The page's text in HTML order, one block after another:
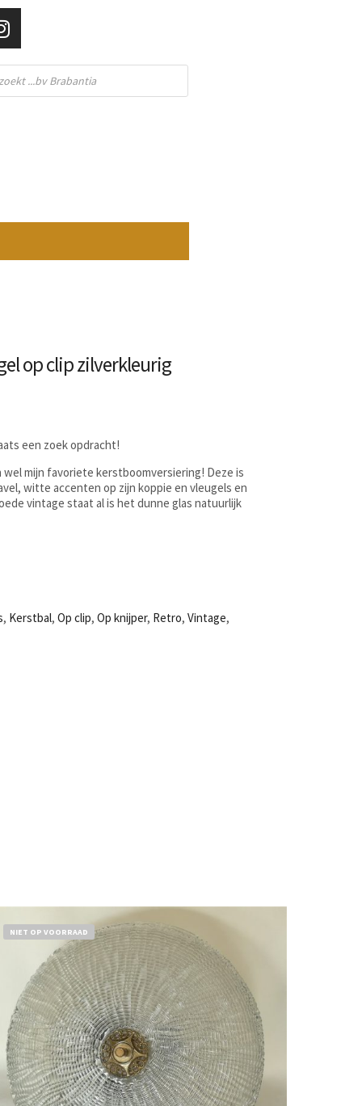
op clip zilverkleurig
een zoek opdracht!
mijn favoriete kerstboomversiering! Deze is
witte accenten op zijn koppie en vleugels en
vintage staat al is het dunne glas natuurlijk
, Kerstbal,Op clip,Op knijper, Retro,Vintage,
NIET OP VOORRAAD